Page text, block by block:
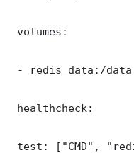
volumes:
- redis_data:/data
healthcheck:
test: ["CMD",